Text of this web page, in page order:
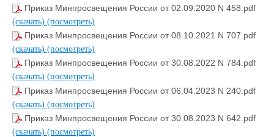
Приказ Минпросвещения России от 02.09.2020 N 458.pdf
(скачать) (посмотреть)
Приказ Минпросвещения России от 08.10.2021 N 707.pdf
(скачать) (посмотреть)
Приказ Минпросвещения России от 30.08.2022 N 784.pdf
(скачать) (посмотреть)
Приказ Минпросвещения России от 06.04.2023 N 240.pdf
(скачать) (посмотреть)
Приказ Минпросвещения России от 30.08.2023 N 642.pdf
(скачать) (посмотреть)